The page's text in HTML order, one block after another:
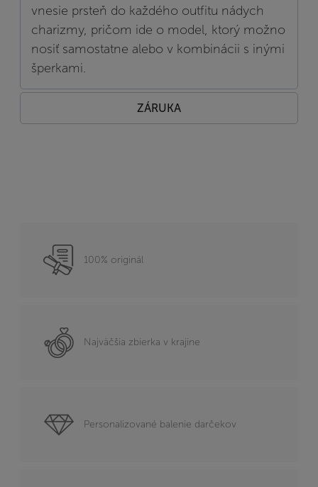
vnesie prsteň do každého outfitu nádych
charizmy, pričom ide o model, ktorý možno
nosiť samostatne alebo v kombinácii s inými
šperkami.
ZÁRUKA
100% originál
Najväčšia zbierka v krajine
Personalizované balenie darčekov